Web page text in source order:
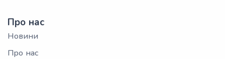
Про нас
Новини
Про нас